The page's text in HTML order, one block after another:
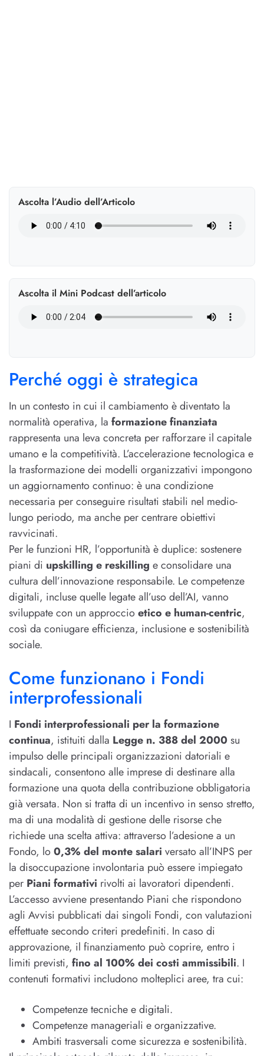
Ascolta l’Audio dell’Articolo
Ascolta il Mini Podcast dell’articolo
Perché oggi è strategica
In un contesto in cui il cambiamento è diventato la
normalità operativa, la formazione finanziata
rappresenta una leva concreta per rafforzare il capitale
umano e la competitività. L’accelerazione tecnologica e
la trasformazione dei modelli organizzativi impongono
un aggiornamento continuo: è una condizione
necessaria per conseguire risultati stabili nel medio-
lungo periodo, ma anche per centrare obiettivi
ravvicinati.
Per le funzioni HR, l’opportunità è duplice: sostenere
piani di upskilling e reskilling e consolidare una
cultura dell’innovazione responsabile. Le competenze
digitali, incluse quelle legate all’uso dell’AI, vanno
sviluppate con un approccioetico e human-centric,
così da coniugare efficienza, inclusione e sostenibilità
sociale.
Come funzionano i Fondi
interprofessionali
I Fondi interprofessionali per la formazione
continua, istituiti dalla Legge n. 388 del 2000su
impulso delle principali organizzazioni datoriali e
sindacali, consentono alle imprese di destinare alla
formazione una quota della contribuzione obbligatoria
già versata. Non si tratta di un incentivo in senso stretto,
ma di una modalità di gestione delle risorse che
richiede una scelta attiva: attraverso l’adesione a un
Fondo, lo0,3% del monte salari versato all’INPS per
la disoccupazione involontaria può essere impiegato
per Piani formativi rivolti ai lavoratori dipendenti.
L’accesso avviene presentando Piani che rispondono
agli Avvisi pubblicati dai singoli Fondi, con valutazioni
effettuate secondo criteri predefiniti. In caso di
approvazione, il finanziamento può coprire, entro i
limiti previsti, fino al 100% dei costi ammissibili. I
contenuti formativi includono molteplici aree, tra cui:
Competenze tecniche e digitali.
Competenze manageriali e organizzative.
Ambiti trasversali come sicurezza e sostenibilità.